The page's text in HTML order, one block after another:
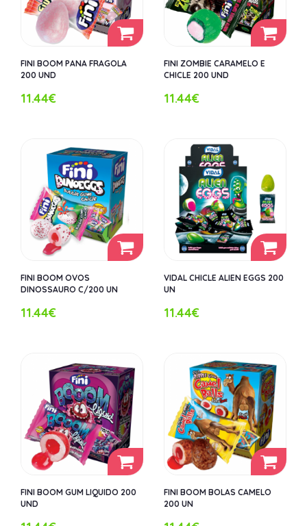
FINI BOOM PANA FRAGOLA
200 UND
11.44€
FINI ZOMBIE CARAMELO E
CHICLE 200 UND
11.44€
FINI BOOM OVOS
DINOSSAURO C/200 UN
11.44€
VIDAL CHICLE ALIEN EGGS 200
UN
11.44€
FINI BOOM GUM LIQUIDO 200
UND
FINI BOOM BOLAS CAMELO
200 UN